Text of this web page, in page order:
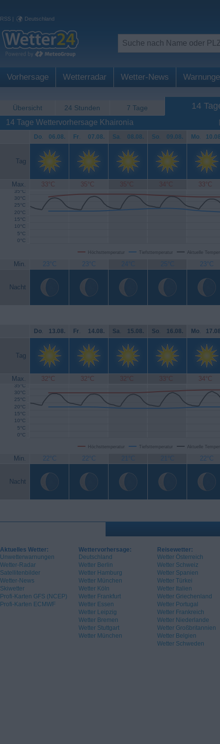
RSS | Deutschland
Vorhersage Wetterradar Wetter-News
Übersicht 24 Stunden 7 Tage 14
14 Tage Wettervorhersage Khaironia
Do. 06.08. Fr. 07.08. Sa. 08.08. So. 09.08. Mo.
Tag
Max. 33°C 35°C 35°C 34°C 33°C
Höchsttemperatur Tiefsttemperatur Aktuelle
0°C
5°C
10°C
15°C
20°C
25°C
30°C
35°C
Min. 23°C 23°C 24°C 25°C 23°C
Nacht
Do. 13.08. Fr. 14.08. Sa. 15.08. So. 16.08. Mo.
Tag
Max. 32°C 32°C 32°C 33°C 34°C
Höchsttemperatur Tiefsttemperatur Aktuelle
0°C
5°C
10°C
15°C
20°C
25°C
30°C
35°C
Min. 22°C 22°C 21°C 21°C 22°C
Nacht
Aktuelles Wetter:
Unwetterwarnungen
Wetter-Radar
Satellitenbilder
Wetter-News
Skiwetter
Profi-Karten GFS (NCEP)
Profi-Karten ECMWF
Wettervorhersage:
Deutschland
Wetter Berlin
Wetter Hamburg
Wetter München
Wetter Köln
Wetter Frankfurt
Wetter Essen
Wetter Leipzig
Wetter Bremen
Wetter Stuttgart
Wetter München
Reisewetter:
Wetter Österreich
Wetter Schweiz
Wetter Spanien
Wetter Türkei
Wetter Italien
Wetter Griechenland
Wetter Portugal
Wetter Frankreich
Wetter Niederlande
Wetter Großbritannien
Wetter Belgien
Wetter Schweden